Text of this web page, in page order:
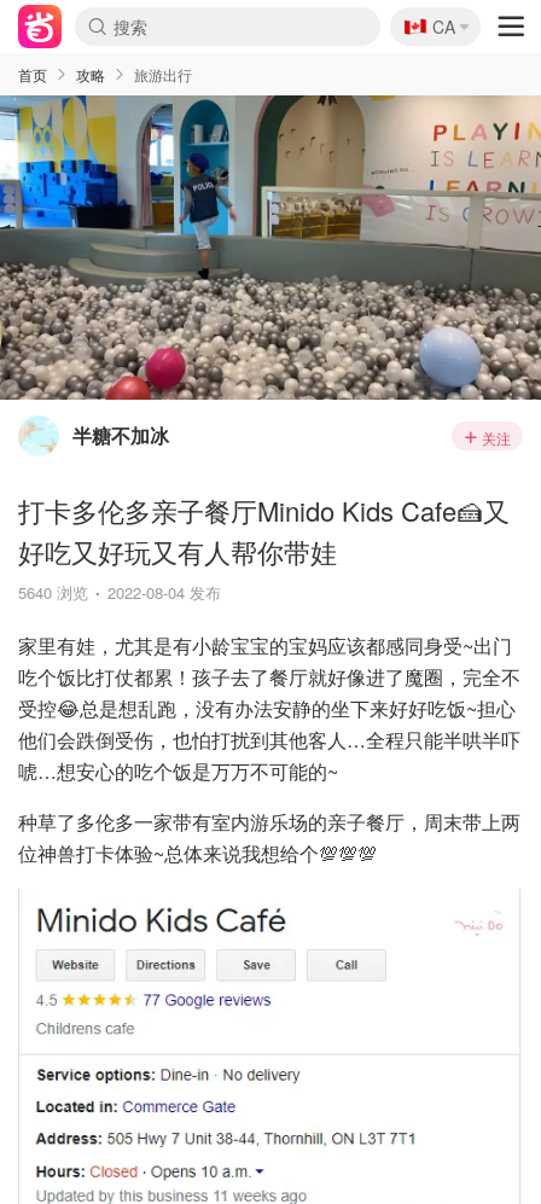
🇨🇦
CA
首页 攻略 旅游出行
半糖不加冰 关注
打卡多伦多亲子餐厅Minido Kids Cafe🍰又
好吃又好玩又有人帮你带娃
5640 浏览 2022-08-04 发布
家里有娃，尤其是有小龄宝宝的宝妈应该都感同身受~出门
吃个饭比打仗都累！孩子去了餐厅就好像进了魔圈，完全不
受控😂总是想乱跑，没有办法安静的坐下来好好吃饭~担心
他们会跌倒受伤，也怕打扰到其他客人…全程只能半哄半吓
唬…想安心的吃个饭是万万不可能的~
种草了多伦多一家带有室内游乐场的亲子餐厅，周末带上两
位神兽打卡体验~总体来说我想给个💯💯💯